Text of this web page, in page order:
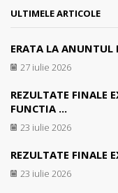
ULTIMELE ARTICOLE
ERATA LA ANUNTUL
27 iulie 2026
REZULTATE FINALE
FUNCTIA ...
23 iulie 2026
REZULTATE FINALE
23 iulie 2026